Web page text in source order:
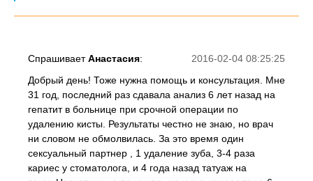
2016-02-04 08:25:25
СпрашиваетАнастасия:
Добрый день! Тоже нужна помощь и консультация. Мне
31 год, последний раз сдавала анализ 6 лет назад на
гепатит в больнице при срочной операции по
удалению кисты. Результаты честно не знаю, но врач
ни словом не обмолвилась. За это время один
сексуальный партнер , 1 удаление зуба, 3-4 раза
кариес у стоматолога, и 4 года назад татуаж на